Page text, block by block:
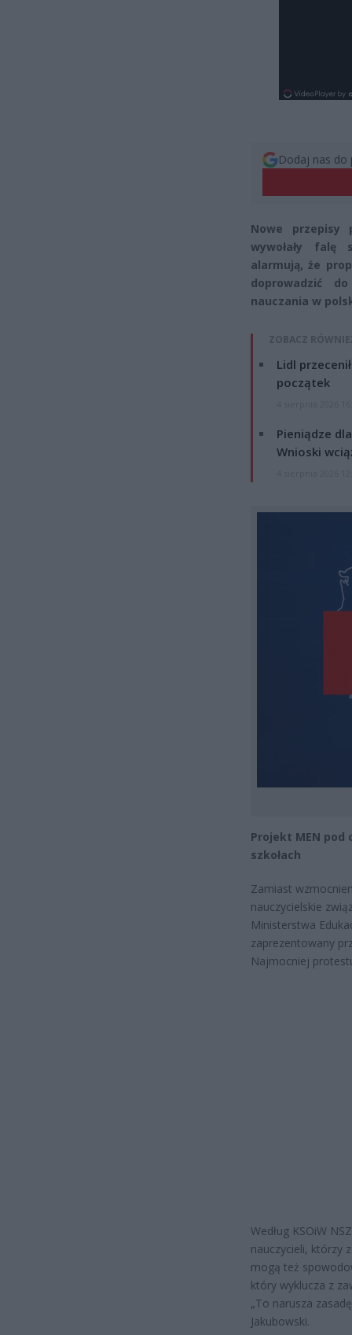
Dodaj nas do
Nowe przepisy
wywołały falę
alarmują, że
doprowadzić
nauczania w
ZOBACZ
Lidl
początek
Pieniądze
Wnioski
Projekt MEN pod
szkołach
Zamiast
nauczycielskie
Ministerstwa
zaprezentowany
Najmocniej
Według KSOiW
nauczycieli, którzy
mogą też
który wyklucza z
„To narusza
Jakubowski.